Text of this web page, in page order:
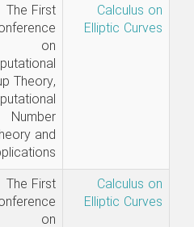
Calculus on
Elliptic Curves
The First
Conference
Computational
Group Theory,
Computational
Number
Theory and
Applications
Calculus on
Elliptic Curves
The First
Conference